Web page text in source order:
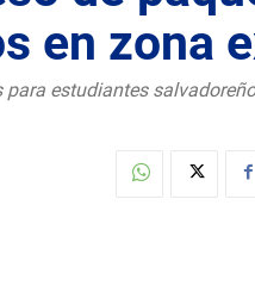
en zona
estudiantes